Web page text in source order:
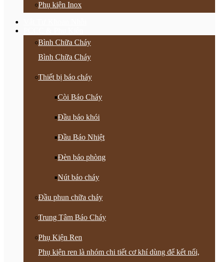
Phụ kiện Inox
Bình Chữa Cháy
Bình Chữa Cháy
Thiết bị báo cháy
Còi Báo Cháy
Đầu báo khói
Đầu Báo Nhiệt
Đèn báo phòng
Nút báo cháy
Đầu phun chữa cháy
Trung Tâm Báo Cháy
Phụ Kiện Ren
Phụ kiện ren là nhóm chi tiết cơ khí dùng để kết nối,